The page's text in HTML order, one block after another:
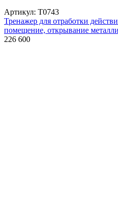
Артикул: Т0743
Тренажер для отработки
помещение, открывание
226 600